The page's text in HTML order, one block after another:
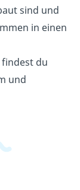
sind und
in einen
findest du
und